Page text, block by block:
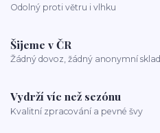
Odolný proti větru i vlhku
Šijeme v ČR
Žádný dovoz, žádný anonymní sklad
Vydrží víc než sezónu
Kvalitní zpracování a pevné švy